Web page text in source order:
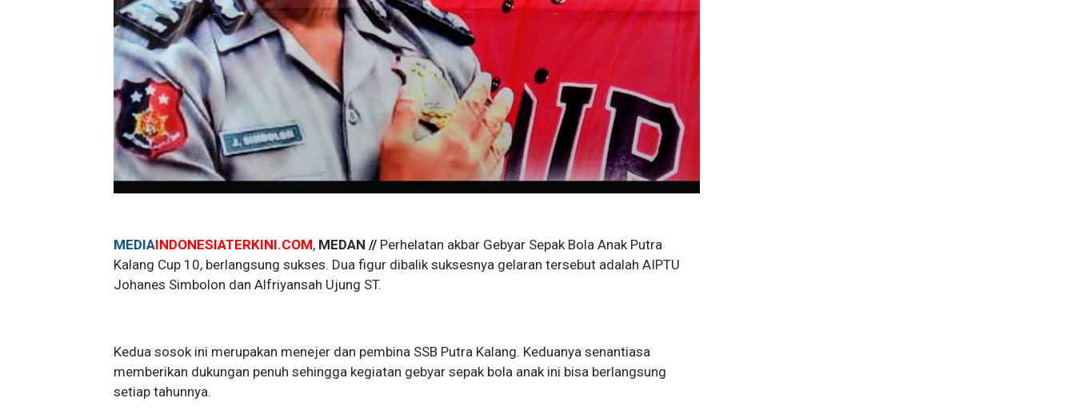
MEDIAINDONESIATERKINI.COM, MEDAN // Perhelatan akbar Gebyar Sepak Bola Anak Putra
Kalang Cup 10, berlangsung sukses. Dua figur dibalik suksesnya gelaran tersebut adalah AIPTU
Johanes Simbolon dan Alfriyansah Ujung ST.
Kedua sosok ini merupakan menejer dan pembina SSB Putra Kalang. Keduanya senantiasa
memberikan dukungan penuh sehingga kegiatan gebyar sepak bola anak ini bisa berlangsung
setiap tahunnya.